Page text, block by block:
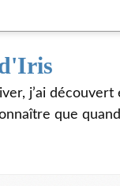
j’ai
que